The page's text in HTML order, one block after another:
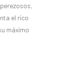
el rico
máximo